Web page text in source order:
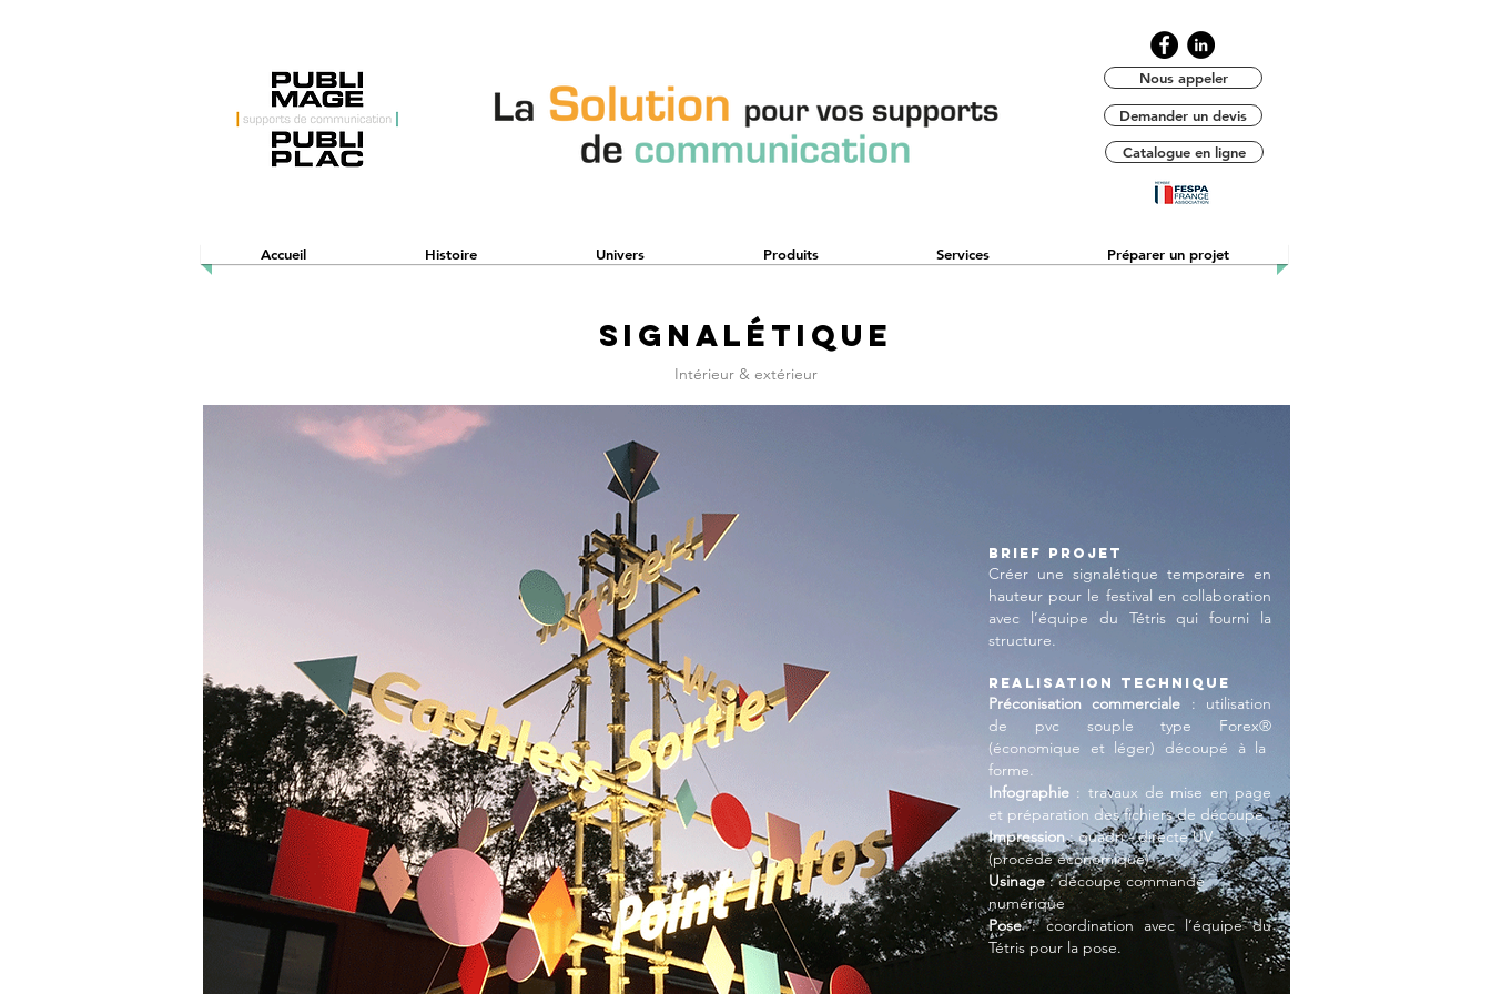
Nous appeler
Demander un devis
Catalogue en ligne
Accueil Histoire Univers Produits Services Préparer un projet
Signalétique
Intérieur & extérieur
BRIEF PROJET
Créer une signalétique temporaire en
hauteur pour le festival en collaboration
avec l’équipe du Tétris qui fourni la
structure.
REALISATION TECHNIQUE
Préconisation commerciale : utilisation
de pvc souple type Forex®
(économique et léger) découpé à la
forme.
Infographie : travaux de mise en page
et préparation des fichiers de découpe
Impression: quadri - directe UV
(procédé économique)
Usinage: découpe commande
numérique
Pose: coordination avec l’équipe du
Tétris pour la pose.